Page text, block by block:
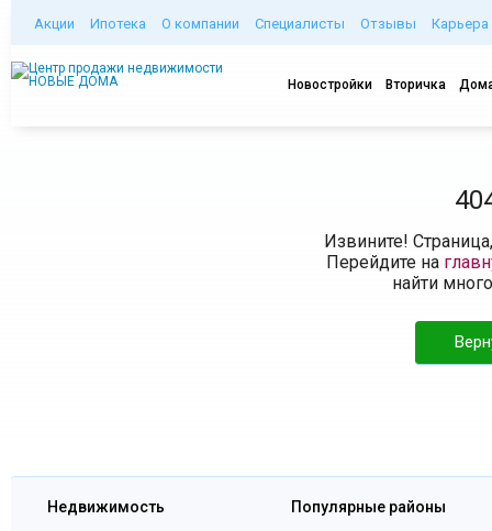
Акции Ипотека О компании Специалисты Отзывы Карьера
Новостройки Вторичка
Извините!
Перейдите на
найти
Недвижимость Популярные районы